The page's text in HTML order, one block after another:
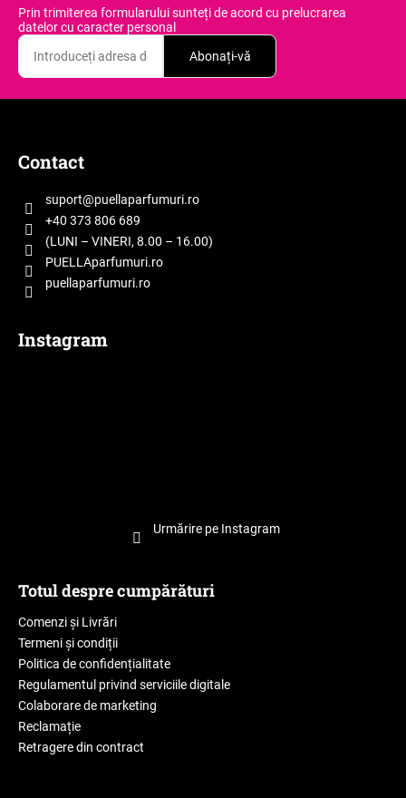
Prin trimiterea formularului sunteți de acord cu prelucrarea
datelor cu caracter personal
Abonați-vă
Contact
suport@puellaparfumuri.ro
+40 373 806 689
(LUNI – VINERI, 8.00 – 16.00)
PUELLAparfumuri.ro
puellaparfumuri.ro
Instagram
Urmărire pe Instagram
Totul despre cumpărături
Comenzi și Livrări
Termeni și condiții
Politica de confidențialitate
Regulamentul privind serviciile digitale
Colaborare de marketing
Reclamație
Retragere din contract